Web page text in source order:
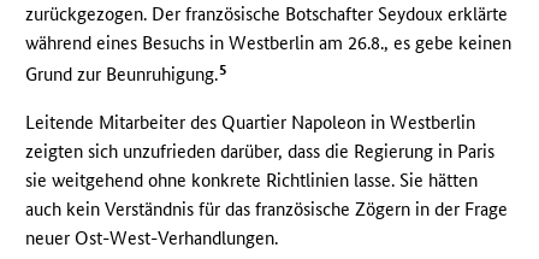
zurückgezogen. Der französische Botschafter Seydoux erklärte
während eines Besuchs in Westberlin am 26.8., es gebe keinen
Grund zur Beunruhigung.5
Leitende Mitarbeiter des Quartier Napoleon in Westberlin
zeigten sich unzufrieden darüber, dass die Regierung in Paris
sie weitgehend ohne konkrete Richtlinien lasse. Sie hätten
auch kein Verständnis für das französische Zögern in der Frage
neuer Ost-West-Verhandlungen.